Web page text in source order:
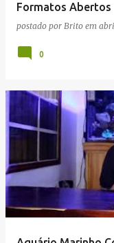
Formatos Abertos
postado por Brito em
0